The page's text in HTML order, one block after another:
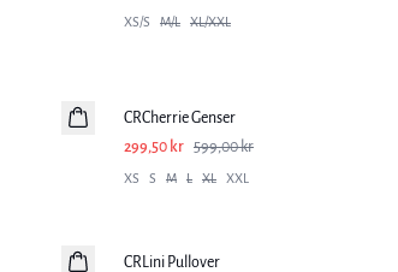
XS/S M/L XL/XXL
CRCherrie Genser
299,50 kr 599,00 kr
XS S M L XL XXL
CRLini Pullover